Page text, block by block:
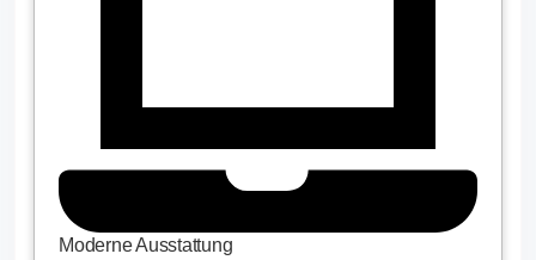
Moderne Ausstattung